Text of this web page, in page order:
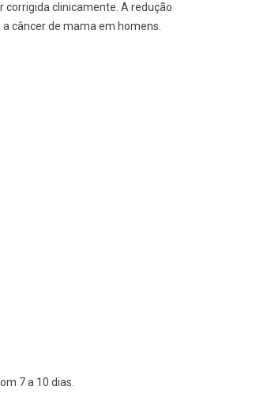
corrigida clinicamente. A redução
câncer de mama em homens.
7 a 10 dias.